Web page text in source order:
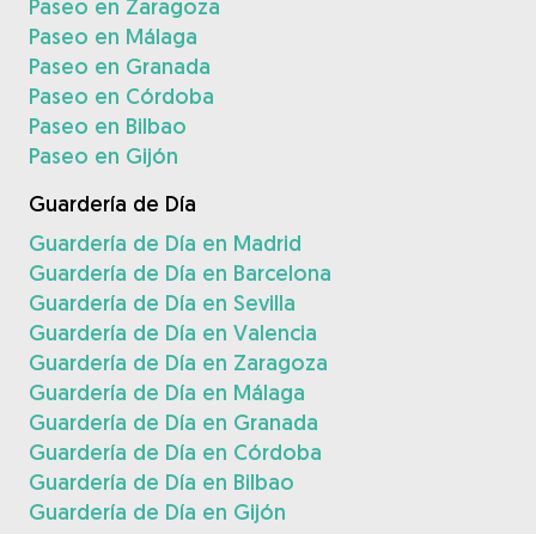
Paseo en Zaragoza
Paseo en Málaga
Paseo en Granada
Paseo en Córdoba
Paseo en Bilbao
Paseo en Gijón
Guardería de Día
Guardería de Día en Madrid
Guardería de Día en Barcelona
Guardería de Día en Sevilla
Guardería de Día en Valencia
Guardería de Día en Zaragoza
Guardería de Día en Málaga
Guardería de Día en Granada
Guardería de Día en Córdoba
Guardería de Día en Bilbao
Guardería de Día en Gijón